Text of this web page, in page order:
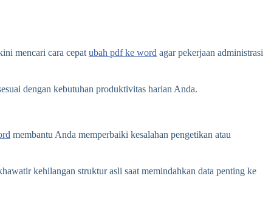
mencari cara cepat ubah pdf ke word agar pekerjaan administrasi
dengan kebutuhan produktivitas harian Anda.
membantu Anda memperbaiki kesalahan pengetikan atau
kehilangan struktur asli saat memindahkan data penting ke